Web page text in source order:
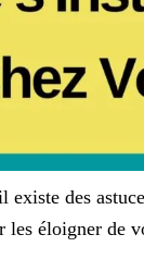
existe des
les éloigner de